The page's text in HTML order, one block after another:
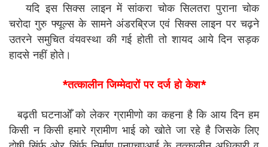
यदि इस सिक्स लाइन में सांकरा चोक सिलतरा पुराना चोक
चरोदा गुरु फ्यूल्स के सामने अंडरब्रिज एवं सिक्स लाइन पर चढ़ने
उतरने समुचित वंयवस्था की गई होती तो शायद आये दिन सड़क
हादसे नहीं होते।
*तत्कालीन जिम्मेदारों पर दर्ज हो केश*
बढ़ती घटनाओँ को लेकर ग्रामीणो का कहना है कि आय दिन हम
किसी न किसी हमारे ग्रामीण भाई को खोते जा रहे है जिसके लिए